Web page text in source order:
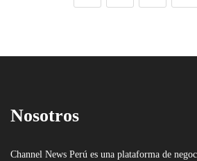
Nosotros
Channel News Perú es una plataforma de